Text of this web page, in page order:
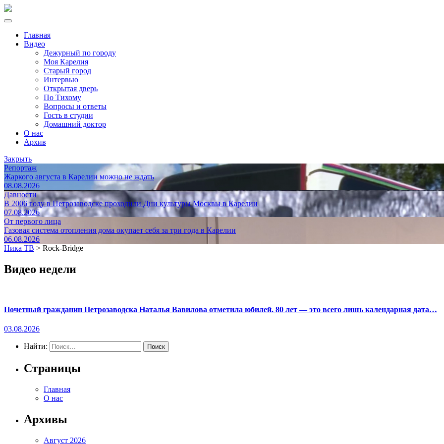
Главная
Видео
Дежурный по городу
Моя Карелия
Старый город
Интервью
Открытая дверь
По Тихому
Вопросы и ответы
Гость в студии
Домашний доктор
О нас
Архив
Закрыть
Репортаж
Жаркого августа в Карелии можно не ждать
08.08.2026
Давности
В 2006 году в Петрозаводске проходили Дни культуры Москвы в Карелии
07.08.2026
От первого лица
Газовая система отопления дома окупает себя за три года в Карелии
06.08.2026
Ника ТВ > Rock-Bridge
Видео недели
Почетный гражданин Петрозаводска Наталья Вавилова отметила юбилей. 80 лет — это всего лишь календарная дата…
03.08.2026
Найти:
Страницы
Главная
О нас
Архивы
Август 2026